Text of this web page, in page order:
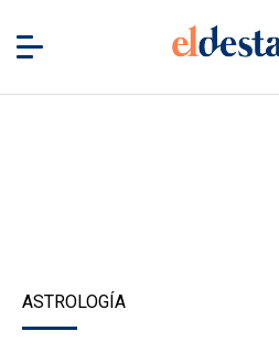
ASTROLOGÍA